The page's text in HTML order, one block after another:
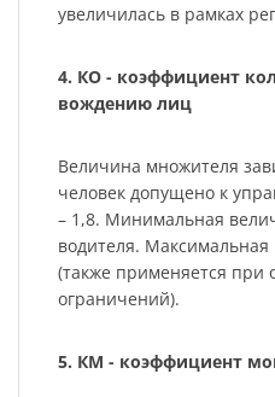
увеличилась в рамках
4. КО - коэффициент
вождению лиц
Величина множителя
человек допущено к
– 1,8. Минимальная
водителя. Максимальная
(также применяется
ограничений).
5. КМ - коэффициент